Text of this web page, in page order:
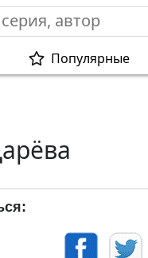
Популярные